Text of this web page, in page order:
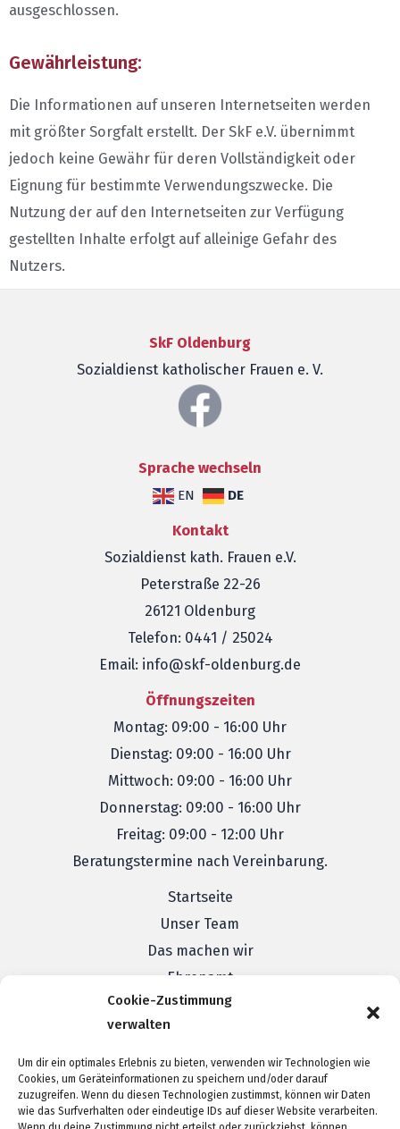
Cookie-Zustimmung
verwalten
Um dir ein optimales Erlebnis zu bieten, verwenden wir Technologien wie
Cookies, um Geräteinformationen zu speichern und/oder darauf
zuzugreifen. Wenn du diesen Technologien zustimmst, können wir Daten
wie das Surfverhalten oder eindeutige IDs auf dieser Website verarbeiten.
ausgeschlossen.
Gewährleistung:
Die Informationen auf unseren Internetseiten werden
mit größter Sorgfalt erstellt. Der SkF e.V. übernimmt
jedoch keine Gewähr für deren Vollständigkeit oder
Eignung für bestimmte Verwendungszwecke. Die
Nutzung der auf den Internetseiten zur Verfügung
gestellten Inhalte erfolgt auf alleinige Gefahr des
Nutzers.
SkF Oldenburg
Sozialdienst katholischer Frauen e. V.
Sprache wechseln
EN DE
Kontakt
Sozialdienst kath. Frauen e.V.
Peterstraße 22-26
26121 Oldenburg
Telefon: 0441 / 25024
Email: info@skf-oldenburg.de
Öffnungszeiten
Montag: 09:00 - 16:00 Uhr
Dienstag: 09:00 - 16:00 Uhr
Mittwoch: 09:00 - 16:00 Uhr
Donnerstag: 09:00 - 16:00 Uhr
Freitag: 09:00 - 12:00 Uhr
Beratungstermine nach Vereinbarung.
Startseite
Unser Team
Das machen wir
Ehrenamt
Veranstaltungen
Formulare & Links
Impressum
Datenschutz